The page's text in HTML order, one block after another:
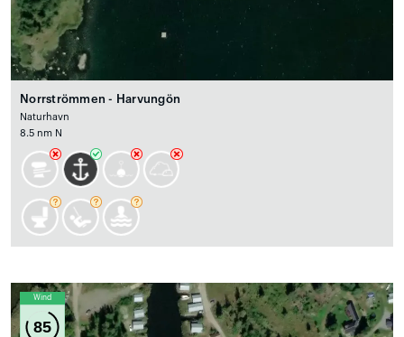
Norrströmmen - Harvungön
Naturhavn
8.5 nm N
Wind
85